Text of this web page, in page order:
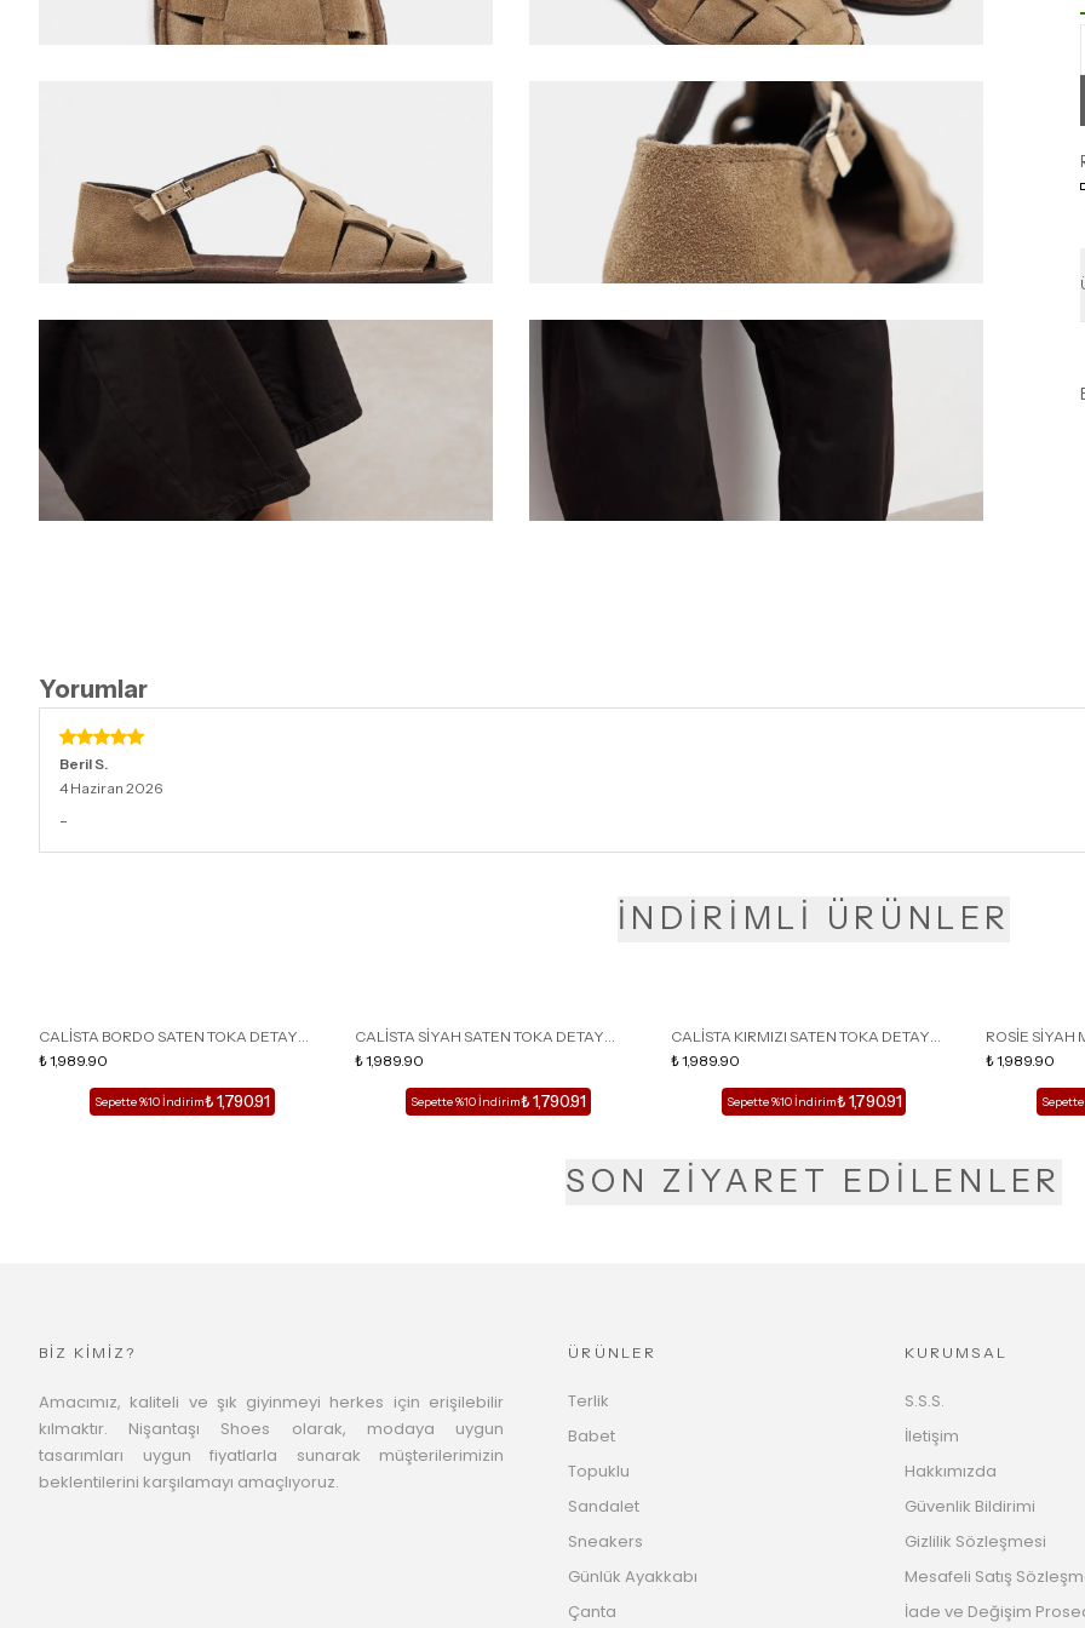
Yorumlar
BerilS.
4 Haziran 2026
-
İNDİRİMLİ ÜRÜNLER
CALİSTA BORDO SATEN TOKA DETAY
SİVRİ BURUN KADIN TOPUKLU TERLİK
₺ 1,989.90
Sepette %10 İndirim₺ 1,790.91
CALİSTA SİYAH SATEN TOKA DETAY
SİVRİ BURUN KADIN TOPUKLU TERLİK
₺ 1,989.90
Sepette %10 İndirim₺ 1,790.91
CALİSTA KIRMIZI SATEN TOKA DETAY
SİVRİ BURUN KADIN TOPUKLU TERLİK
₺ 1,989.90
Sepette %10 İndirim₺ 1,790.91
ROSİE SİYAH
DETAY
₺ 1,989.90
SON ZİYARET EDİLENLER
BİZ KİMİZ?
Amacımız, kaliteli ve şık giyinmeyi herkes için erişilebilir
kılmaktır. Nişantaşı Shoes olarak, modaya uygun
tasarımları uygun fiyatlarla sunarak müşterilerimizin
beklentilerini karşılamayı amaçlıyoruz.
ÜRÜNLER
Terlik
Babet
Topuklu
Sandalet
Sneakers
Günlük Ayakkabı
Çanta
KURUMSAL
S.S.S.
İletişim
Hakkımızda
Güvenlik Bildirimi
Gizlilik Sözleşmesi
Mesafeli Satış
İade ve Değişim